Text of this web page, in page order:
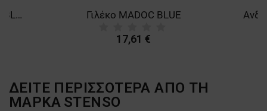
Καπιτονέ γιλέκο MADOC EVO BLACK Γιλέκο MADOC BLUE
17,61 €
ΔΕΙΤΕ ΠΕΡΙΣΣΟΤΕΡΑ ΑΠΟ ΤΗ
ΜΑΡΚΑ STENSO